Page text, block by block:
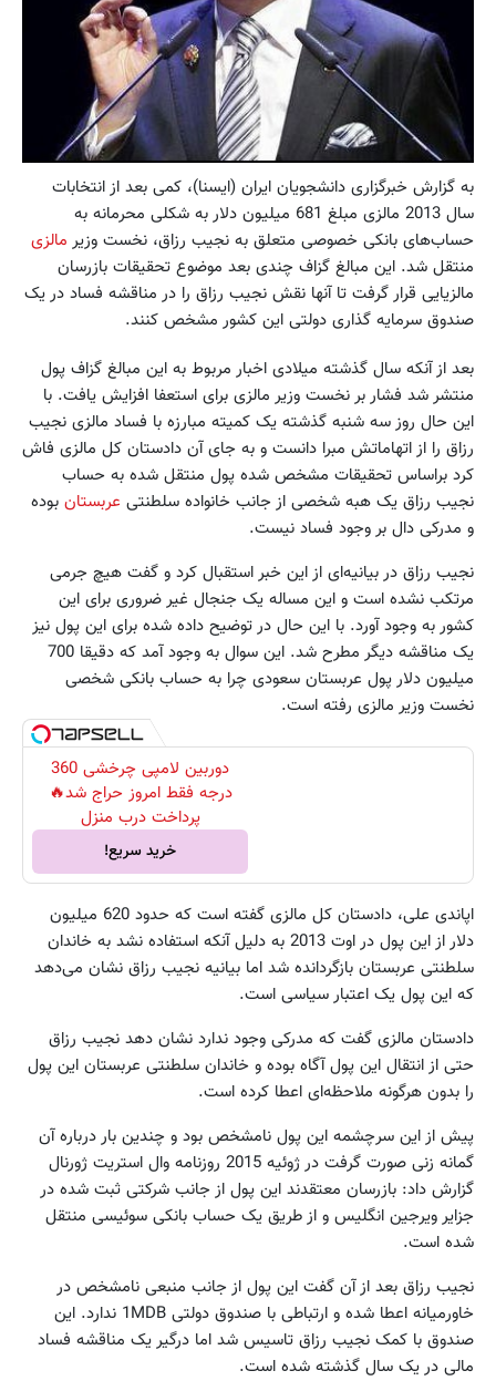
به گزارش خبرگزاری دانشجویان ایران (ایسنا)، کمی بعد از انتخابات
سال 2013 مالزی مبلغ 681 میلیون دلار به شکلی محرمانه به
حساب‌های بانکی خصوصی متعلق به نجیب رزاق، نخست وزیر مالزی
منتقل شد. این مبالغ گزاف چندی بعد موضوع تحقیقات بازرسان
مالزیایی قرار گرفت تا آنها نقش نجیب رزاق را در مناقشه فساد در یک
صندوق سرمایه گذاری دولتی این کشور مشخص کنند.
بعد از آنکه سال گذشته میلادی اخبار مربوط به این مبالغ گزاف پول
منتشر شد فشار بر نخست وزیر مالزی برای استعفا افزایش یافت. با
این حال روز سه شنبه گذشته یک کمیته مبارزه با فساد مالزی نجیب
رزاق را از اتهاماتش مبرا دانست و به جای آن دادستان کل مالزی فاش
کرد براساس تحقیقات مشخص شده پول منتقل شده به حساب
نجیب رزاق یک هبه شخصی از جانب خانواده سلطنتی عربستان بوده
و مدرکی دال بر وجود فساد نیست.
نجیب رزاق در بیانیه‌ای از این خبر استقبال کرد و گفت هیچ جرمی
مرتکب نشده است و این مساله یک جنجال غیر ضروری برای این
کشور به وجود آورد. با این حال در توضیح داده شده برای این پول نیز
یک مناقشه دیگر مطرح شد. این سوال به وجود آمد که دقیقا 700
میلیون دلار پول عربستان سعودی چرا به حساب بانکی شخصی
نخست وزیر مالزی رفته است.
دوربین لامپی چرخشی 360
درجه فقط امروز حراج شد🔥
پرداخت درب منزل
خرید سریع!
اپاندی علی، دادستان کل مالزی گفته است که حدود 620 میلیون
دلار از این پول در اوت 2013 به دلیل آنکه استفاده نشد به خاندان
سلطنتی عربستان بازگردانده شد اما بیانیه نجیب رزاق نشان می‌دهد
که این پول یک اعتبار سیاسی است.
دادستان مالزی گفت که مدرکی وجود ندارد نشان دهد نجیب رزاق
حتی از انتقال این پول آگاه بوده و خاندان سلطنتی عربستان این پول
را بدون هرگونه ملاحظه‌ای اعطا کرده است.
پیش از این سرچشمه این پول نامشخص بود و چندین بار درباره آن
گمانه زنی صورت گرفت در ژوئیه 2015 روزنامه وال استریت ژورنال
گزارش داد: بازرسان معتقدند این پول از جانب شرکتی ثبت شده در
جزایر ویرجین انگلیس و از طریق یک حساب بانکی سوئیسی منتقل
شده است.
نجیب رزاق بعد از آن گفت این پول از جانب منبعی نامشخص در
خاورمیانه اعطا شده و ارتباطی با صندوق دولتی 1MDB ندارد. این
صندوق با کمک نجیب رزاق تاسیس شد اما درگیر یک مناقشه فساد
مالی در یک سال گذشته شده است.